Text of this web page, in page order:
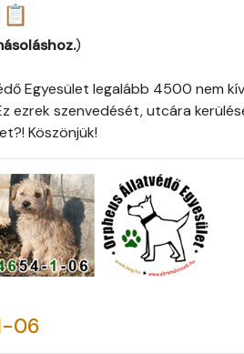
)
Egyesület legalább 4500 nem
ezrek szenvedését, utcára
Köszönjük!
06